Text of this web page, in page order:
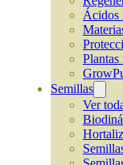
Ácidos
Semillas
Ver